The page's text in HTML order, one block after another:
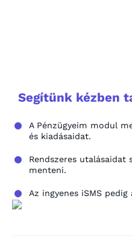
Segítünk kézben
A Pénzügyeim modul
és kiadásaidat.
Rendszeres
menteni.
Az ingyenes iSMS